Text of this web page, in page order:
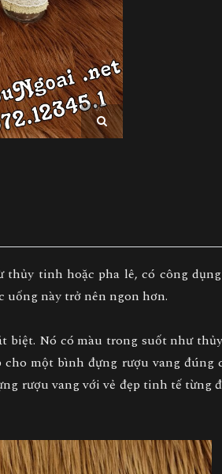
thủy tinh hoặc pha lê, có công
này trở nên ngon hơn.
biệt. Nó có màu trong suốt như
một bình đựng rượu vang đúng
rượu vang với vẻ đẹp tinh tế từng